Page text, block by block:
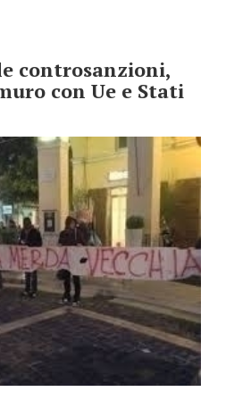
controsanzioni,
con Ue e Stati